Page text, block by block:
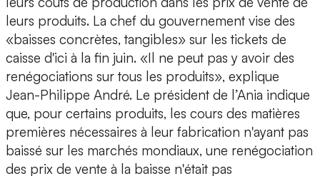
leurs produits. La chef du gouvernement vise des
«baisses concrètes, tangibles» sur les tickets de
caisse d'ici à la fin juin. «Il ne peut pas y avoir des
renégociations sur tous les produits», explique
Jean-Philippe André. Le président de l’Ania indique
que, pour certains produits, les cours des matières
premières nécessaires à leur fabrication n'ayant pas
baissé sur les marchés mondiaux, une renégociation
des prix de vente à la baisse n'était pas